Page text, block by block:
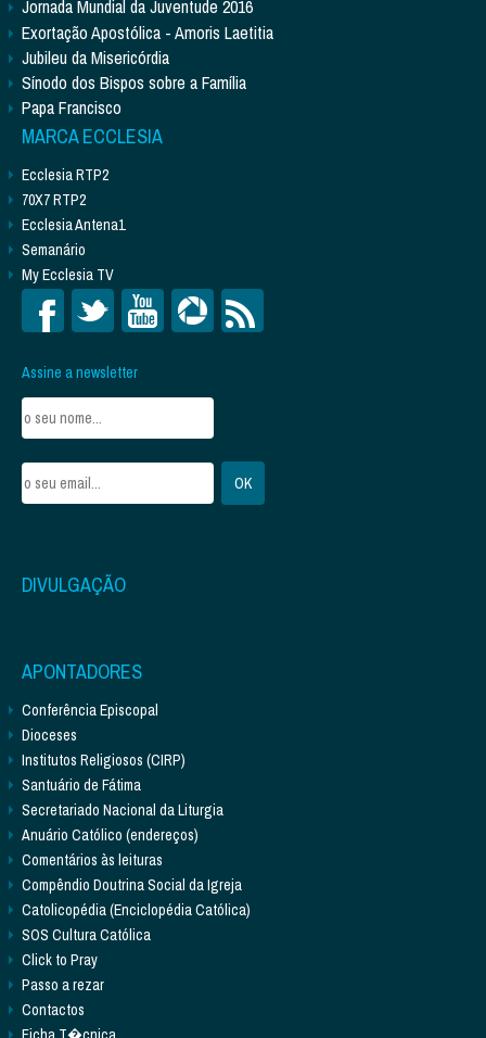
Jornada Mundial da Juventude 2016
Exortação Apostólica - Amoris Laetitia
Jubileu da Misericórdia
Sínodo dos Bispos sobre a Família
Papa Francisco
MARCA ECCLESIA
Ecclesia RTP2
70X7 RTP2
Ecclesia Antena1
Semanário
My Ecclesia TV
Assine a newsletter
DIVULGAÇÃO
APONTADORES
Conferência Episcopal
Dioceses
Institutos Religiosos (CIRP)
Santuário de Fátima
Secretariado Nacional da Liturgia
Anuário Católico (endereços)
Comentários às leituras
Compêndio Doutrina Social da Igreja
Catolicopédia (Enciclopédia Católica)
SOS Cultura Católica
Click to Pray
Passo a rezar
Contactos